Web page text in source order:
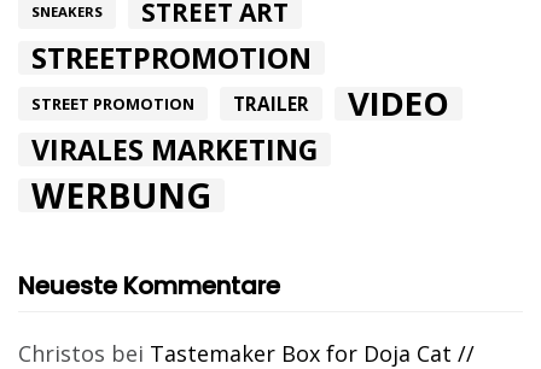
SNEAKERS STREET ART
STREETPROMOTION
STREET PROMOTION TRAILER VIDEO
VIRALES MARKETING
WERBUNG
Neueste Kommentare
Christos bei Tastemaker Box for Doja Cat //